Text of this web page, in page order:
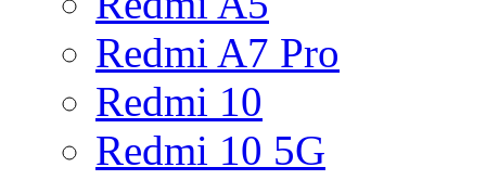
Redmi A7 Pro
Redmi 10
Redmi 10 5G